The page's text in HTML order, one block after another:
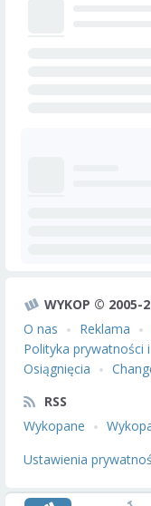
WYKOP © 2005-
O nas
Reklama
Polityka prywatności
Osiągnięcia
RSS
Wykopane
Ustawienia